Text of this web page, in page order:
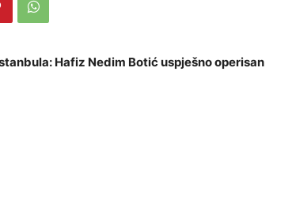
Hafiz Nedim Botić uspješno operisan